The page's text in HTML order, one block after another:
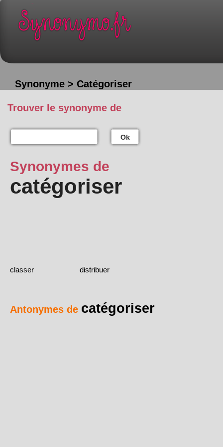
Synonyme > Catégoriser
Trouver le synonyme de
Ok
Synonymes de
catégoriser
classer distribuer
Antonymes de catégoriser